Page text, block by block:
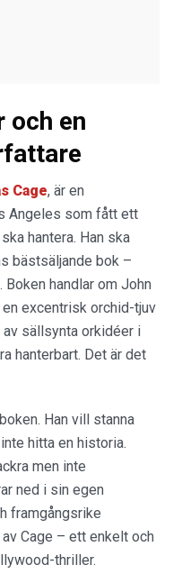
och en
Cage, är en
Angeles som fått ett
hantera. Han ska
bästsäljande bok –
Boken handlar om John
en excentrisk orchid-tjuv
sällsynta orkidéer i
hanterbart. Det är det
Han vill stanna
hitta en historia.
men inte
ned i sin egen
framgångsrike
Cage – ett enkelt och
thriller.